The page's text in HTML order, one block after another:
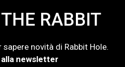
RABBIT
novità di Rabbit Hole.
newsletter